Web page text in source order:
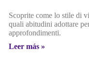
Scoprite come lo stile di
quali abitudini adottare
approfondimenti.
Leer más »